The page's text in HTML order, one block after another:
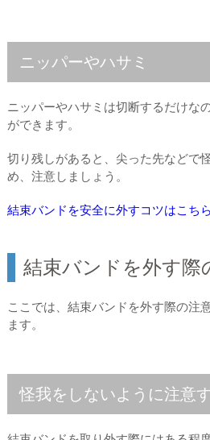
ニッパーやハサミ
ニッパーやハサミは切断するだけな
ができます。
切り残しがあると、尖った先などで
め、注意しましょう。
結束バンドを安全に外すコツはこちら
結束バンドを外す際
ここでは、結束バンドを外す際の注
ます。
怪我をしないように注意